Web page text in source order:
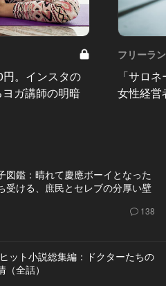
。インスタの
ガ講師の明暗
フリーラ
「サロ
女性経営
図鑑：晴れて慶應ボーイとなった
受ける、庶民とセレブの分厚い壁
138
ット小説総集編：ドクターたちの
（全話）